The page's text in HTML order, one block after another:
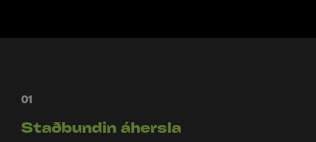
01
Staðbundin áhersla